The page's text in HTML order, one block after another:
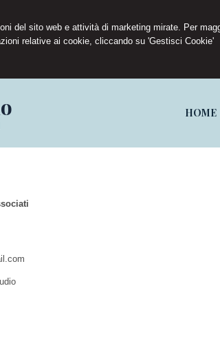
del sito web e attività di marketing mirate. Per
relative ai cookie, cliccando su 'Gestisci Cookie'
HOME